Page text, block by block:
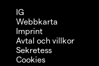
IG
Webbkarta
Imprint
Avtal och villkor
Sekretess
Cookies